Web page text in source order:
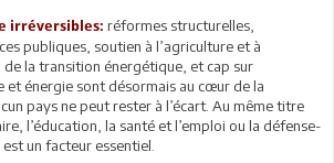
irréversibles: réformes structurelles,
publiques, soutien à l’agriculture et à
de la transition énergétique, et cap sur
et énergie sont désormais au cœur de la
pays ne peut rester à l’écart. Au même titre
l’éducation, la santé et l’emploi ou la défense-
un facteur essentiel.